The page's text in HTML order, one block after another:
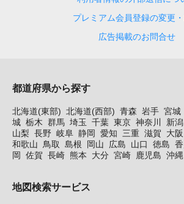
プレミアム会員登録の変更
広告掲載のお問合せ
都道府県から探す
北海道(東部) 北海道(西部) 青森 岩手 宮城
城 栃木 群馬 埼玉 千葉 東京 神奈川 新潟
山梨 長野 岐阜 静岡 愛知 三重 滋賀 大阪
和歌山
鳥取 島根 岡山 広島 山口 徳島 香
岡
佐賀 長崎 熊本 大分 宮崎 鹿児島 沖縄
地図検索サービス